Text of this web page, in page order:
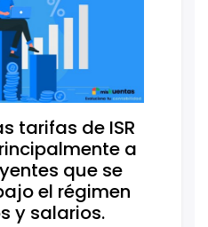
tarifas de ISR
a
que se
el régimen
y salarios.